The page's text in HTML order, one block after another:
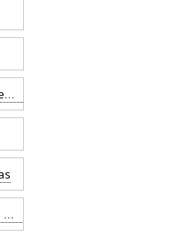
Código QR (Quick Response)
Comisiones tarjetas bancarias